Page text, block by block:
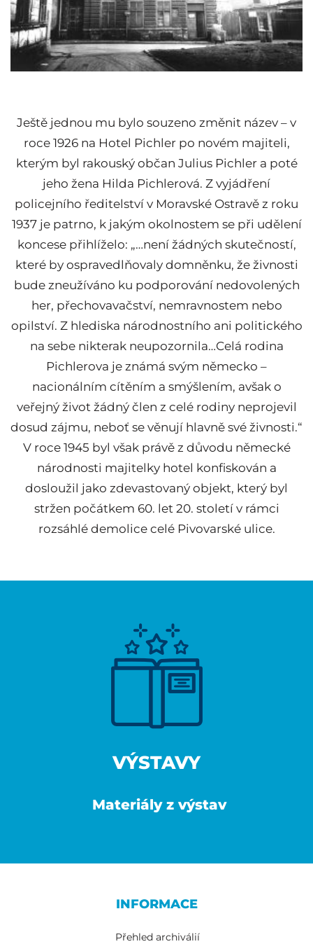
Ještě jednou mu bylo souzeno změnit název – v
roce 1926 na Hotel Pichler po novém majiteli,
kterým byl rakouský občan Julius Pichler a poté
jeho žena Hilda Pichlerová. Z vyjádření
policejního ředitelství v Moravské Ostravě z roku
1937 je patrno, k jakým okolnostem se při udělení
koncese přihlíželo: „…není žádných skutečností,
které by ospravedlňovaly domněnku, že živnosti
bude zneužíváno ku podporování nedovolených
her, přechovavačství, nemravnostem nebo
opilství. Z hlediska národnostního ani politického
na sebe nikterak neupozornila…Celá rodina
Pichlerova je známá svým německo –
nacionálním cítěním a smýšlením, avšak o
veřejný život žádný člen z celé rodiny neprojevil
dosud zájmu, neboť se věnují hlavně své živnosti.“
V roce 1945 byl však právě z důvodu německé
národnosti majitelky hotel konfiskován a
dosloužil jako zdevastovaný objekt, který byl
stržen počátkem 60. let 20. století v rámci
rozsáhlé demolice celé Pivovarské ulice.
VÝSTAVY
Materiály z výstav
INFORMACE
Přehled archiválií